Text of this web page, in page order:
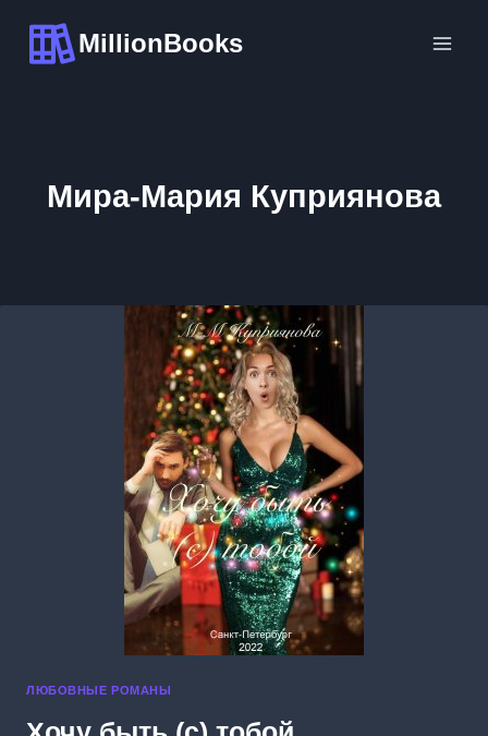
содержимому
MillionBooks
Мира-Мария Куприянова
ЛЮБОВНЫЕ РОМАНЫ